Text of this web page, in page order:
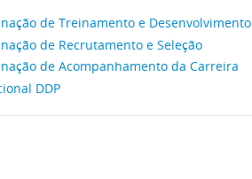
de Treinamento e Desenvolvimento
de Recrutamento e Seleção
de Acompanhamento da Carreira
DDP